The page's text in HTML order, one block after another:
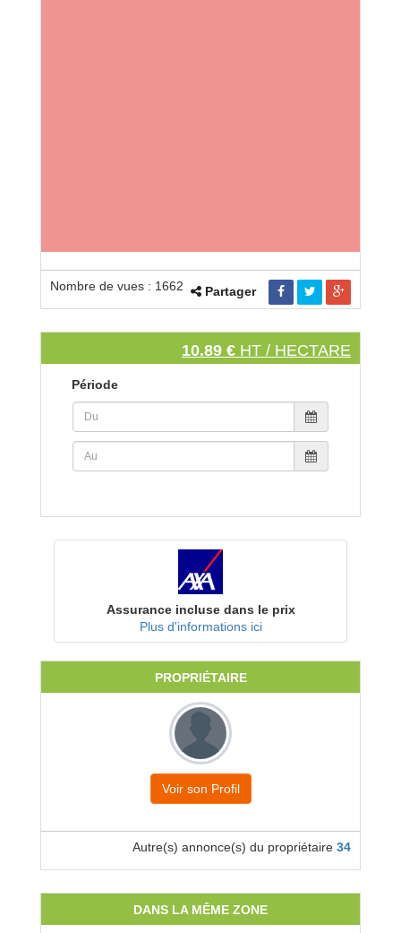
Nombre de vues : 1662 Partager
10.89 € HT / HECTARE
Période
Assurance incluse dans le prix
Plus d'informations ici
PROPRIÉTAIRE
Voir son Profil
Autre(s) annonce(s) du propriétaire 34
DANS LA MÊME ZONE